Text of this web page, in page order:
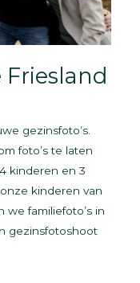
gezinsfoto’s.
foto’s te laten
kinderen en 3
kinderen van
familiefoto’s in
gezinsfotoshoot